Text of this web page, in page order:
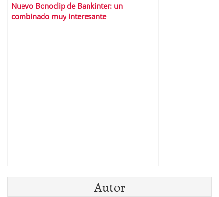
Nuevo Bonoclip de Bankinter: un
combinado muy interesante
Autor